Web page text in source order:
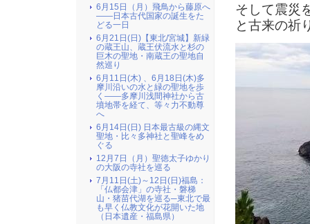
そして震災
と古来の祈
6月15日（月）飛鳥から藤原へ
――日本古代国家の誕生をた
どる一日
6月21日(日)【東北/宮城】新緑
の蔵王山、蔵王伏流水と杉の
巨木の聖地・南蔵王の聖地自
然巡り
6月11日(木) 、6月18日(木)多
摩川沿いの水と緑の聖地を歩
く――多摩川浅間神社から古
墳地帯を経て、等々力不動尊
へ
6月14日(日) 日本最古級の縄文
聖地・比々多神社と聖峰をめ
ぐる
12月7日（月）聖徳太子ゆかり
の大阪の寺社を巡る
7月11日(土)～12日(日)福島：
「仏都会津」の寺社・磐梯
山・猪苗代湖を巡る─東北で最
も早く仏教文化が花開いた地
（日本遺産・福島県）